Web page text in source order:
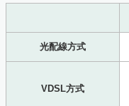
光配線方式
VDSL方式